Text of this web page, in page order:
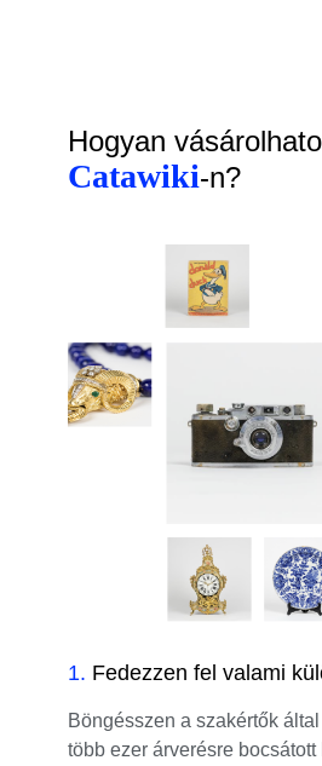
Hogyan
Catawiki-n?
1. Fedezzen fel valami
Böngésszen a szakértők
több ezer árverésre